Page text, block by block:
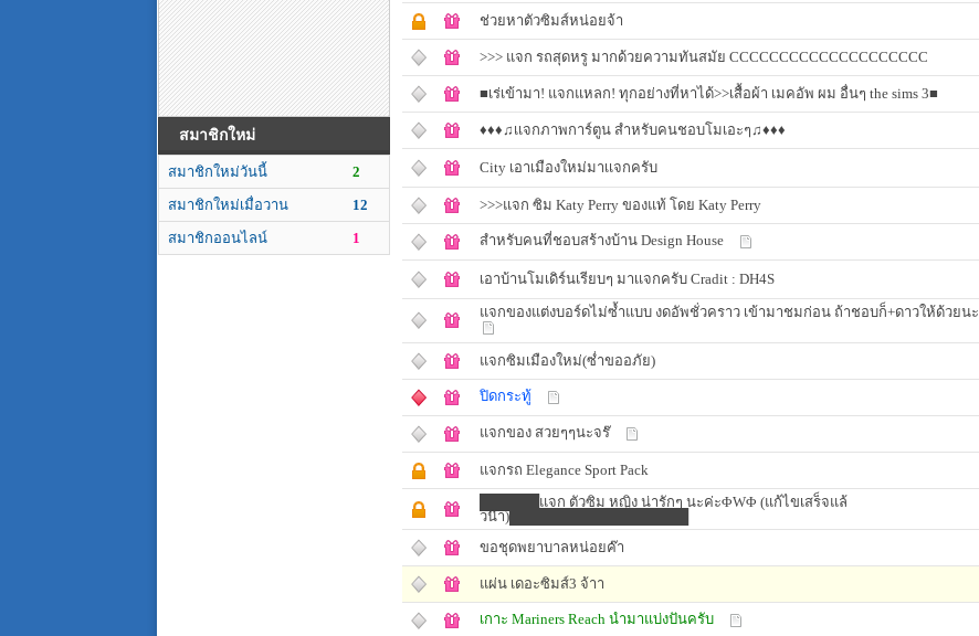
สมาชิกใหม่
สมาชิกใหม่วันนี้
2
สมาชิกใหม่เมื่อวาน
12
สมาชิกออนไลน์
1
ช่วยหาตัวซิมส์หน่อยจ้า
>>> แจก รถสุดหรู มากด้วยความทันสมัย CCCCCCCCCCCCCCCCCCCC
■เร่เข้ามา! แจกแหลก! ทุกอย่างที่หาได้>>เสื้อผ้า เมคอัพ ผม อื่นๆ the sims 3■
♦♦♦♫เเจกภาพการ์ตูน สำหรับคนชอบโมเอะๆ♫♦♦♦
City เอาเมืองใหม่มาเเจกครับ
>>>แจก ซิม Katy Perry ของแท้ โดย Katy Perry
สำหรับคนที่ชอบสร้างบ้าน Design House
เอาบ้านโมเดิร์นเรียบๆ มาเเจกครับ Cradit : DH4S
แจกของแต่งบอร์ดไม่ซ้ำแบบ งดอัพชั่วคราว เข้ามาชมก่อน ถ้าชอบก็+ดาวให้ด้วยนะ
แจกซิมเมืองใหม่(ซ่ำขออภัย)
ปิดกระทู้
แจกของ สวยๆๆนะจร๊
แจกรถ Elegance Sport Pack
██████แจก ตัวซิม หญิง น่ารักๆ นะค่ะΦWΦ (แก้ไขเสร็จแล้
วน๊า)██████████████████
ขอชุดพยาบาลหน่อยค๊า
แผ่น เดอะซิมส์3 จ้าา
เกาะ Mariners Reach นำมาแบ่งปันครับ